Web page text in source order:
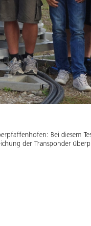
Bei diesem
der Transponder